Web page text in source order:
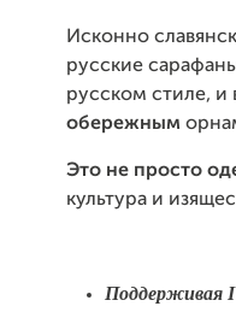
Исконно
русские
русском стиле, и
обережным
Это не просто
культура и
Поддерживая